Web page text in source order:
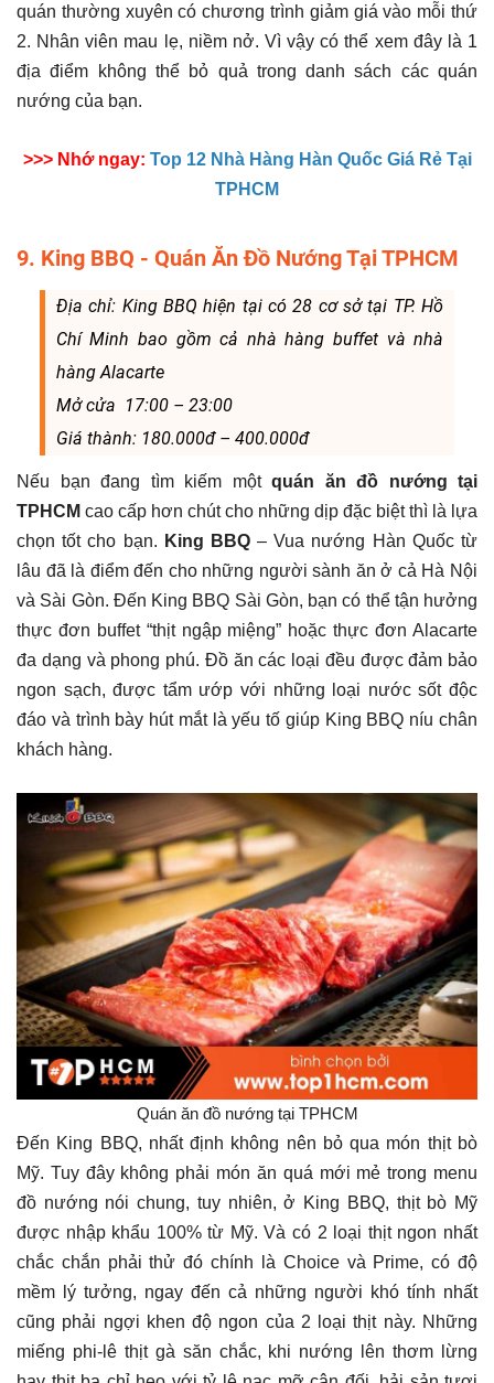
quán thường xuyên có chương trình giảm giá vào mỗi thứ
2. Nhân viên mau lẹ, niềm nở. Vì vậy có thể xem đây là 1
địa điểm không thể bỏ quả trong danh sách các quán
nướng của bạn.
>>> Nhớ ngay: Top 12 Nhà Hàng Hàn Quốc Giá Rẻ Tại
TPHCM
9. King BBQ - Quán Ăn Đồ Nướng Tại TPHCM
Địa chỉ: King BBQ hiện tại có 28 cơ sở tại TP. Hồ
Chí Minh bao gồm cả nhà hàng buffet và nhà
hàng Alacarte
Mở cửa 17:00 – 23:00
Giá thành: 180.000đ – 400.000đ
Nếu bạn đang tìm kiếm một quán ăn đồ nướng tại
TPHCM cao cấp hơn chút cho những dịp đặc biệt thì là lựa
chọn tốt cho bạn. King BBQ– Vua nướng Hàn Quốc từ
lâu đã là điểm đến cho những người sành ăn ở cả Hà Nội
và Sài Gòn. Đến King BBQ Sài Gòn, bạn có thể tận hưởng
thực đơn buffet “thịt ngập miệng” hoặc thực đơn Alacarte
đa dạng và phong phú. Đồ ăn các loại đều được đảm bảo
ngon sạch, được tẩm ướp với những loại nước sốt độc
đáo và trình bày hút mắt là yếu tố giúp King BBQ níu chân
khách hàng.
Quán ăn đồ nướng tại TPHCM
Đến King BBQ, nhất định không nên bỏ qua món thịt bò
Mỹ. Tuy đây không phải món ăn quá mới mẻ trong menu
đồ nướng nói chung, tuy nhiên, ở King BBQ, thịt bò Mỹ
được nhập khẩu 100% từ Mỹ. Và có 2 loại thịt ngon nhất
chắc chắn phải thử đó chính là Choice và Prime, có độ
mềm lý tưởng, ngay đến cả những người khó tính nhất
cũng phải ngợi khen độ ngon của 2 loại thịt này. Những
miếng phi-lê thịt gà săn chắc, khi nướng lên thơm lừng